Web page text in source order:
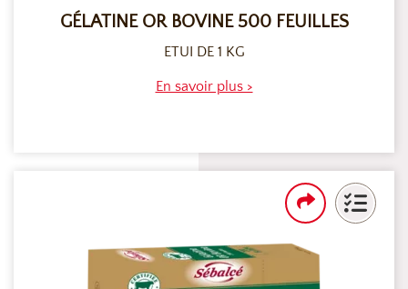
GÉLATINE OR BOVINE 500 FEUILLES
ETUI DE 1 KG
En savoir plus >